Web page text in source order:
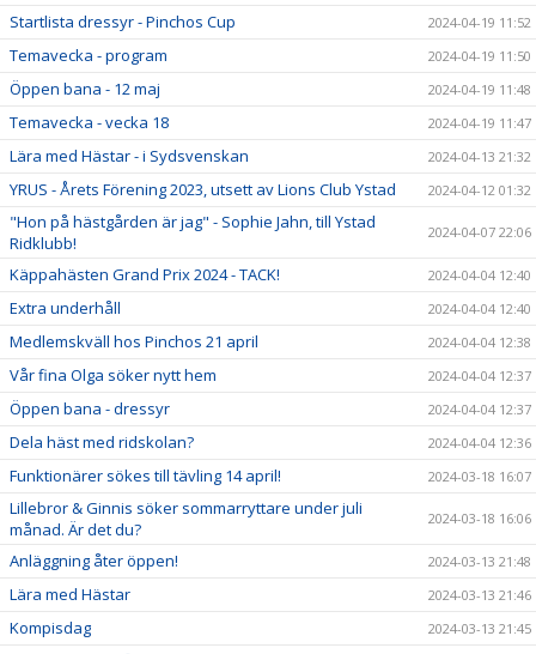
Startlista dressyr - Pinchos Cup 2024-04-19 11:52
Temavecka - program 2024-04-19 11:50
Öppen bana - 12 maj 2024-04-19 11:48
Temavecka - vecka 18 2024-04-19 11:47
Lära med Hästar - i Sydsvenskan 2024-04-13 21:32
YRUS - Årets Förening 2023, utsett av Lions Club Ystad 2024-04-12 01:32
"Hon på hästgården är jag" - Sophie Jahn, till Ystad
Ridklubb!
2024-04-07 22:06
Käppahästen Grand Prix 2024 - TACK! 2024-04-04 12:40
Extra underhåll 2024-04-04 12:40
Medlemskväll hos Pinchos 21 april 2024-04-04 12:38
Vår fina Olga söker nytt hem 2024-04-04 12:37
Öppen bana - dressyr 2024-04-04 12:37
Dela häst med ridskolan? 2024-04-04 12:36
Funktionärer sökes till tävling 14 april! 2024-03-18 16:07
Lillebror & Ginnis söker sommarryttare under juli
månad. Är det du?
2024-03-18 16:06
Anläggning åter öppen! 2024-03-13 21:48
Lära med Hästar 2024-03-13 21:46
Kompisdag 2024-03-13 21:45